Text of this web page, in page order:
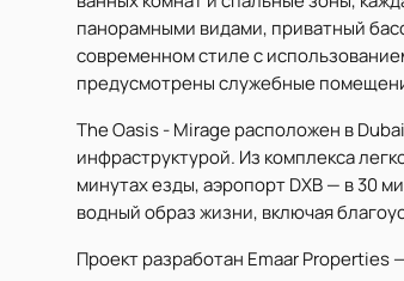
панорамными видами, приватный
современном стиле с
предусмотрены служебные
The Oasis - Mirage расположен в
инфраструктурой. Из комплекса
минутах езды, аэропорт DXB — в 30
водный образ жизни, включая
Проект разработан Emaar